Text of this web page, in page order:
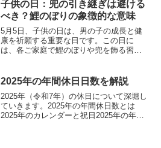
前から中国の漢時代...
子供の日：兜の引き継ぎは避ける
べき？鯉のぼりの象徴的な意味
5月5日、子供の日は、男の子の成長と健
康を祈願する重要な日です。この日に
は、各ご家庭で鯉のぼりや兜を飾る習慣
ら子に受け継がれることもありますが、
実はそれには気を付けなけれ...
2025年の年間休日日数を解説
2025年（令和7年）の休日について深堀し
ていきます。2025年の年間休日数とは
2025年のカレンダーと祝日2025年の年間